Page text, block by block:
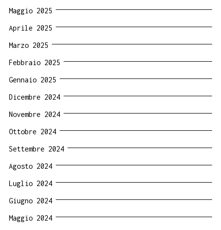
Maggio 2025
Aprile 2025
Marzo 2025
Febbraio 2025
Gennaio 2025
Dicembre 2024
Novembre 2024
Ottobre 2024
Settembre 2024
Agosto 2024
Luglio 2024
Giugno 2024
Maggio 2024